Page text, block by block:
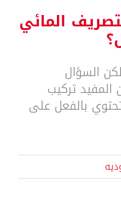
المائي
السؤال
تركيب
بالفعل على